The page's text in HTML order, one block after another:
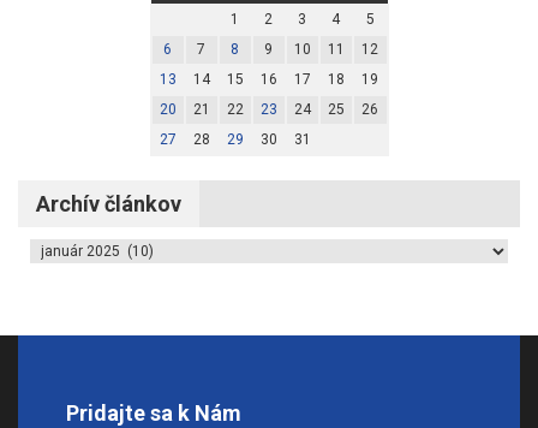
1
2 3 4
5
6
7 8 9 10 11
12
13
14 15 16 17 18
19
20
21 22 23 24 25
26
27
28 29 30 31
Archív článkov
Archív článkov
Pridajte sa k Nám